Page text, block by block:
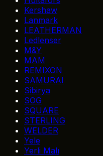
Kershaw
Lanmark
LEATHERMAN
Ledlenser
M&Y
MAM
REMIXON
SAMURAI
Sibirya
SOG
SQUARE
STERLING
WELDER
Yele
Yerli Malı